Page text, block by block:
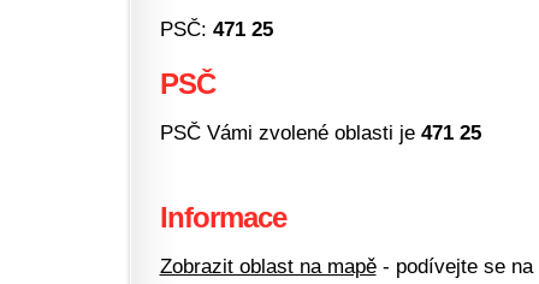
PSČ: 471 25
PSČ
PSČ Vámi zvolené oblasti je 471 25
Informace
Zobrazit oblast na mapě- podívejte se na